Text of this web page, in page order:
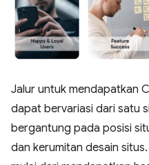
Jalur untuk mendapatkan
dapat bervariasi dari satu
bergantung pada posisi
dan kerumitan desain